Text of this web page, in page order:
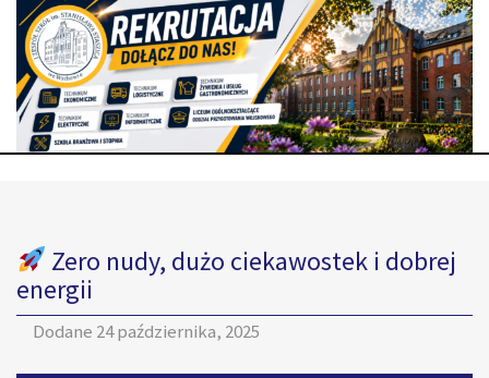
Zero nudy, dużo ciekawostek i dobrej
energii
Dodane 24 października, 2025